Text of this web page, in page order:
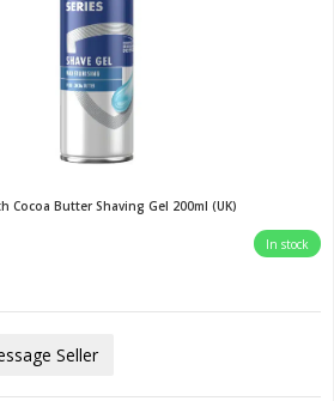
Butter Shaving Gel 200ml (UK)
In stock
Seller